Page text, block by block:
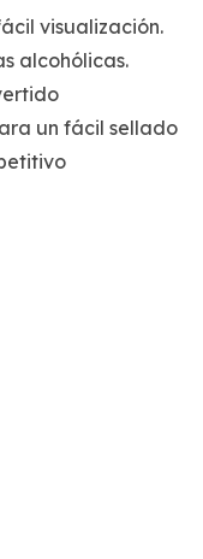
visualización.
alcohólicas.
un fácil sellado